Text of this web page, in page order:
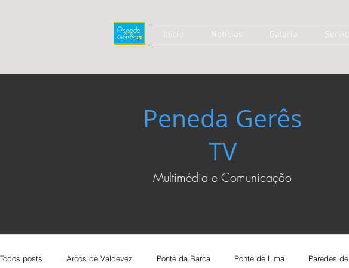
Início Notícias Galeria
Peneda Gerês
TV
Multimédia e Comunicação
Todos posts Arcos de Valdevez Ponte da Barca Ponte de Lima Paredes